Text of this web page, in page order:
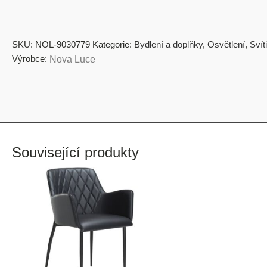
SKU: NOL-9030779 Kategorie: Bydlení a doplňky, Osvětlení,
Výrobce: Nova Luce
Související produkty